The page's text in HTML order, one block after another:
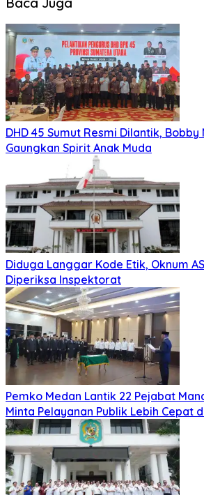
DHD 45 Sumut Resmi Dilantik, Bobby
Gaungkan Spirit Anak Muda
Diduga Langgar Kode Etik, Oknum
Diperiksa Inspektorat
Pemko Medan Lantik 22 Pejabat
Minta Pelayanan Publik Lebih Cepat